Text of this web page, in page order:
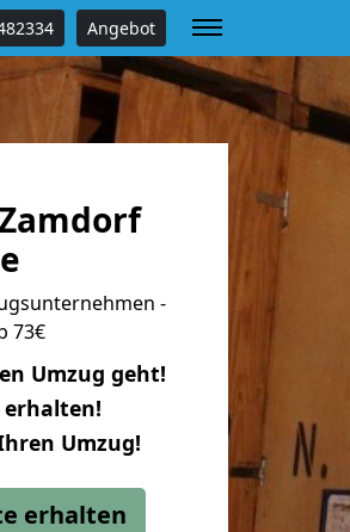
Angebot
-
73€
Umzug geht!
erhalten!
Umzug!
erhalten